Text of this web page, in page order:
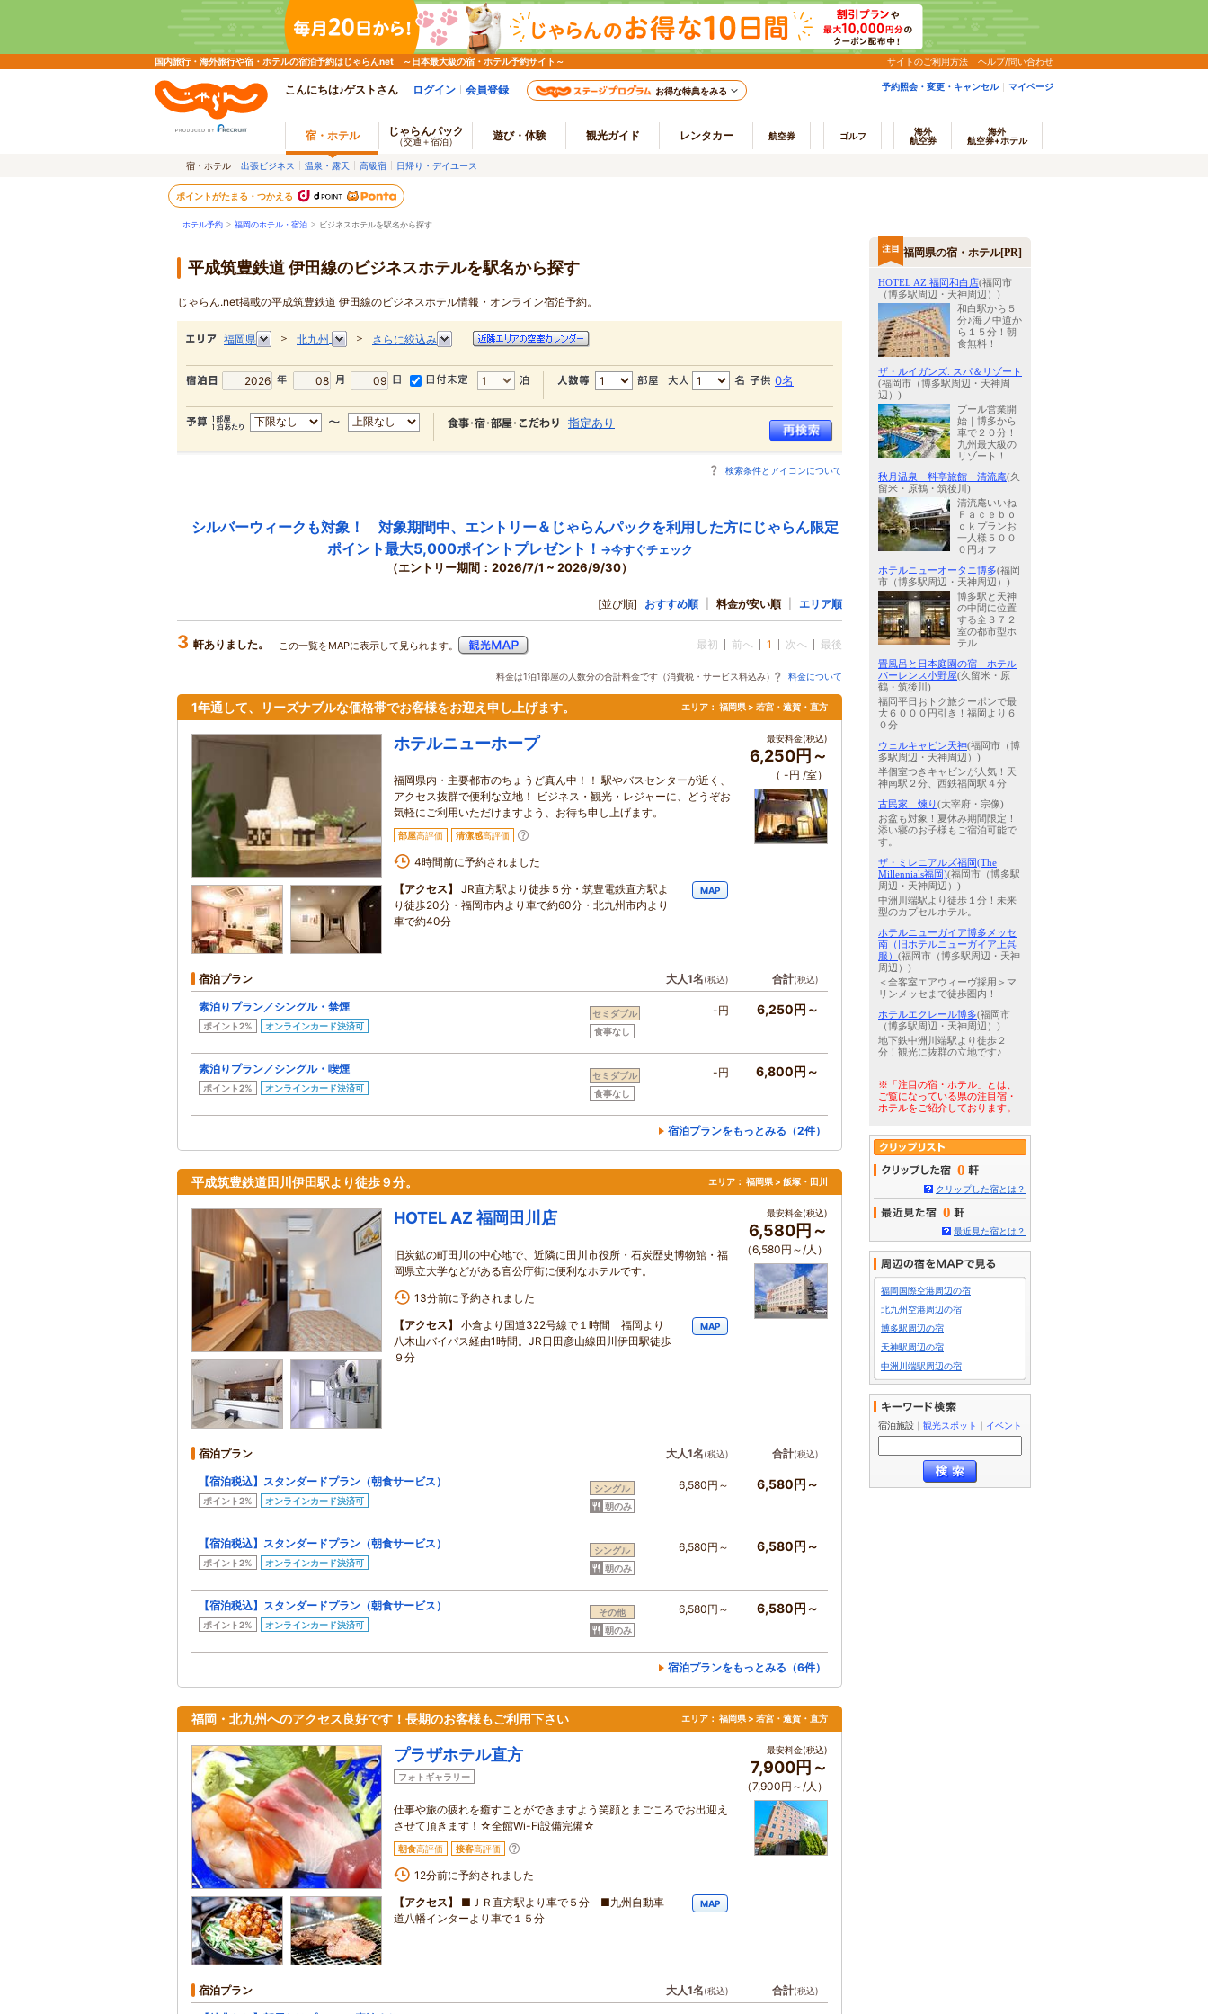
国内旅行・海外旅行や宿・ホテルの宿泊予約はじゃらんnet ～日本最大級の宿・ホテル予約サイト～ サイトのご利用方法 ヘルプ/問い合わせ
こんにちは♪ゲストさん ログイン 会員登録 お得な特典をみる 予約照会・変更・キャンセル マイページ
宿・ホテル じゃらんパック
（交通＋宿泊） 遊び・体験 観光ガイド レンタカー 航空券 ゴルフ
海外
航空券
海外
航空券+ホテル
宿・ホテル 出張ビジネス 温泉・露天 高級宿 日帰り・デイユース
ポイントがたまる・つかえる
ホテル予約 > 福岡のホテル・宿泊 > ビジネスホテルを駅名から探す
平成筑豊鉄道 伊田線のビジネスホテルを駅名から探す
じゃらん.net掲載の平成筑豊鉄道 伊田線のビジネスホテル情報・オンライン宿泊予約。
福岡県 ＞ 北九州 ＞ さらに絞込み
0名
指定あり
検索条件とアイコンについて
シルバーウィークも対象！ 対象期間中、エントリー＆じゃらんパックを利用した方にじゃらん限定
ポイント最大5,000ポイントプレゼント！ →今すぐチェック
（エントリー期間：2026/7/1 ~ 2026/9/30）
[並び順] おすすめ順 料金が安い順 エリア順
3 軒ありました。 この一覧をMAPに表示して見られます。 最初 前へ 1 次へ 最後
料金は1泊1部屋の人数分の合計料金です（消費税・サービス料込み） 料金について
1年通して、リーズナブルな価格帯でお客様をお迎え申し上げます。 エリア： 福岡県 > 若宮・遠賀・直方
ホテルニューホープ
福岡県内・主要都市のちょうど真ん中！！ 駅やバスセンターが近く、
アクセス抜群で便利な立地！ ビジネス・観光・レジャーに、どうぞお
気軽にご利用いただけますよう、お待ち申し上げます。
部屋高評価 清潔感高評価
4時間前に予約されました
【アクセス】
JR直方駅より徒歩５分・筑豊電鉄直方駅よ
り徒歩20分・福岡市内より車で約60分・北九州市内より
車で約40分
MAP
最安料金(税込)
6,250円～
（ -円 /室）
宿泊プラン 大人1名(税込) 合計(税込)
素泊りプラン／シングル・禁煙
ポイント2% オンラインカード決済可
セミダブル
食事なし
-円 6,250円～
素泊りプラン／シングル・喫煙
ポイント2% オンラインカード決済可
セミダブル
食事なし
-円 6,800円～
宿泊プランをもっとみる（2件）
平成筑豊鉄道田川伊田駅より徒歩９分。 エリア： 福岡県 > 飯塚・田川
HOTEL AZ 福岡田川店
旧炭鉱の町田川の中心地で、近隣に田川市役所・石炭歴史博物館・福
岡県立大学などがある官公庁街に便利なホテルです。
13分前に予約されました
【アクセス】
小倉より国道322号線で１時間 福岡より
八木山バイパス経由1時間。JR日田彦山線田川伊田駅徒歩
９分
MAP
最安料金(税込)
6,580円～
（6,580円～/人）
宿泊プラン 大人1名(税込) 合計(税込)
【宿泊税込】スタンダードプラン（朝食サービス）
ポイント2% オンラインカード決済可
シングル
朝のみ
6,580円～ 6,580円～
【宿泊税込】スタンダードプラン（朝食サービス）
ポイント2% オンラインカード決済可
シングル
朝のみ
6,580円～ 6,580円～
【宿泊税込】スタンダードプラン（朝食サービス）
ポイント2% オンラインカード決済可
その他
朝のみ
6,580円～ 6,580円～
宿泊プランをもっとみる（6件）
福岡・北九州へのアクセス良好です！長期のお客様もご利用下さい エリア： 福岡県 > 若宮・遠賀・直方
プラザホテル直方
フォトギャラリー
仕事や旅の疲れを癒すことができますよう笑顔とまごころでお出迎え
させて頂きます！☆全館Wi-Fi設備完備☆
朝食高評価 接客高評価
12分前に予約されました
【アクセス】
■ＪＲ直方駅より車で５分 ■九州自動車
道八幡インターより車で１５分
MAP
最安料金(税込)
7,900円～
（7,900円～/人）
宿泊プラン 大人1名(税込) 合計(税込)
福岡県の宿・ホテル[PR]
HOTEL AZ 福岡和白店(福岡市
（博多駅周辺・天神周辺）)
和白駅から５
分♪海ノ中道か
ら１５分！朝
食無料！
ザ・ルイガンズ. スパ＆リゾート
(福岡市（博多駅周辺・天神周
辺）)
プール営業開
始｜博多から
車で２０分！
九州最大級の
リゾート！
秋月温泉 料亭旅館 清流庵(久
留米・原鶴・筑後川)
清流庵いいね
Ｆａｃｅｂｏ
ｏｋプランお
一人様５００
０円オフ
ホテルニューオータニ博多(福岡
市（博多駅周辺・天神周辺）)
博多駅と天神
の中間に位置
する全３７２
室の都市型ホ
テル
畳風呂と日本庭園の宿 ホテル
パーレンス小野屋(久留米・原
鶴・筑後川)
福岡平日おトク旅クーポンで最
大６０００円引き！福岡より６
０分
ウェルキャビン天神(福岡市（博
多駅周辺・天神周辺）)
半個室つきキャビンが人気！天
神南駅２分、西鉄福岡駅４分
古民家 煉り(太宰府・宗像)
お盆も対象！夏休み期間限定！
添い寝のお子様もご宿泊可能で
す。
ザ・ミレニアルズ福岡(The
Millennials福岡)(福岡市（博多駅
周辺・天神周辺）)
中洲川端駅より徒歩１分！未来
型のカプセルホテル。
ホテルニューガイア博多メッセ
南（旧ホテルニューガイア上呉
服） (福岡市（博多駅周辺・天神
周辺）)
＜全客室エアウィーヴ採用＞マ
リンメッセまで徒歩圏内！
ホテルエクレール博多(福岡市
（博多駅周辺・天神周辺）)
地下鉄中洲川端駅より徒歩２
分！観光に抜群の立地です♪
※「注目の宿・ホテル」とは、
ご覧になっている県の注目宿・
ホテルをご紹介しております。
0
クリップした宿とは？
0
最近見た宿とは？
福岡国際空港周辺の宿
北九州空港周辺の宿
博多駅周辺の宿
天神駅周辺の宿
中洲川端駅周辺の宿
宿泊施設 ｜ 観光スポット ｜ イベント